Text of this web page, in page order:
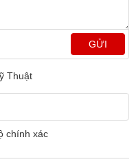
GỬI
Thuật
chính xác